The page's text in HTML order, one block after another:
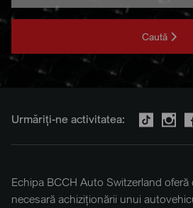
Caută
Urmăriți-ne activitatea:
Echipa BCCH Auto Switzerland
necesară achiziționării unui